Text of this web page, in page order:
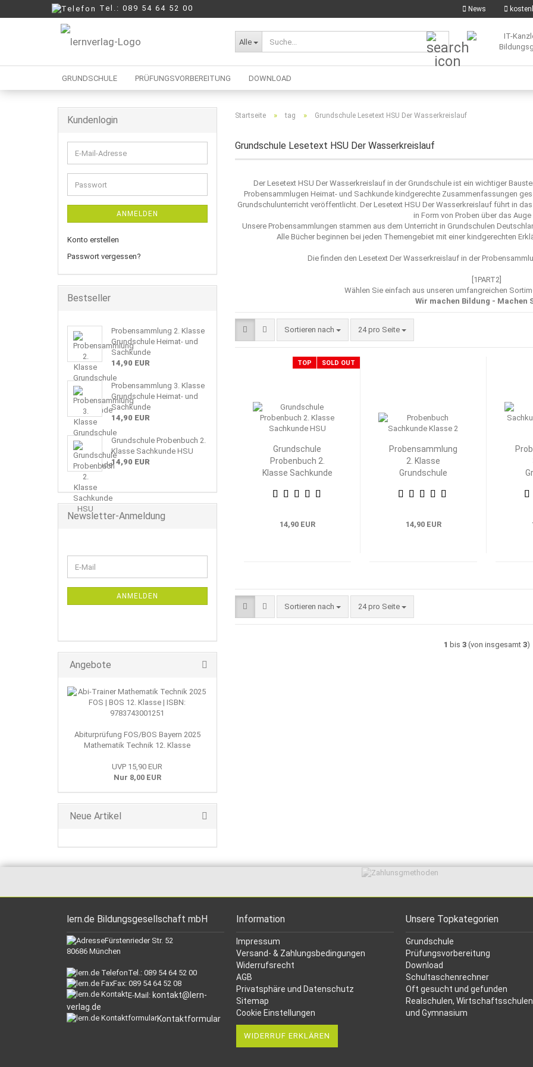
News
Tel.: 089 54 64 52 00
Alle
Suche...
GRUNDSCHULE PRÜFUNGSVORBEREITUNG
Mittelschule
DOWNLOAD
Startseite » tag » Grundschule Lesetext HSU Der Wasserkreislauf
Grundschule Lesetext HSU Der Wasserkreislauf
Der Lesetext HSU Der Wasserkreislauf in der Grundschule ist ein wichtiger
Probensammlugen Heimat- und Sachkunde kindgerechte Zusammenfassungen
Grundschulunterricht veröffentlicht. Der Lesetext HSU Der Wasserkreislauf führt in
in Form von Proben über das
Unsere Probensammlungen stammen aus dem Unterricht in Grundschulen
Alle Bücher beginnen bei jeden Themengebiet mit einer kindgerechten
Die finden den Lesetext Der Wasserkreislauf in der
[1PART2]
Wählen Sie einfach aus unseren umfangreichen
Wir machen Bildung - Machen
Sortieren nach
Sortieren nach 24 pro Seite
pro Seite
TOP SOLD OUT
Grundschule
Probenbuch 2.
Klasse Sachkunde
14,90 EUR
Probensammlung
2. Klasse
Grundschule
Sachkunde
14,90 EUR
Sortieren nach
Sortieren nach 24 pro Seite
pro Seite
1 bis 3(von insgesamt 3)
Kundenlogin
E-
Mail-
Adresse
Passwort
ANMELDEN
Konto erstellen
Passwort vergessen?
Bestseller
Probensammlung 2. Klasse
Grundschule Heimat- und
Sachkunde
14,90 EUR
Probensammlung 3. Klasse
Grundschule Heimat- und
Sachkunde
14,90 EUR
Grundschule Probenbuch 2.
Klasse Sachkunde HSU
14,90 EUR
Newsletter-Anmeldung
ZUR
E-
Mail
ANMELDEN
Angebote
Abiturprüfung FOS/BOS Bayern 2025
Mathematik Technik 12. Klasse
UVP 15,90 EUR
Nur 8,00 EUR
Neue Artikel
lern.de Bildungsgesellschaft mbH
Fürstenrieder Str. 52
80686 München
Tel.: 089 54 64 52 00
Fax: 089 54 64 52 08
E-Mail: kontakt@lern-
verlag.de
Kontaktformular
Information
Impressum
Versand- & Zahlungsbedingungen
Widerrufsrecht
AGB
Privatsphäre und Datenschutz
Sitemap
Cookie Einstellungen
WIDERRUF ERKLÄREN
Unsere Topkategorien
Grundschule
Prüfungsvorbereitung
Download
Schultaschenrechner
Oft gesucht und gefunden
Realschulen, Wirtschaftsschulen
und Gymnasium